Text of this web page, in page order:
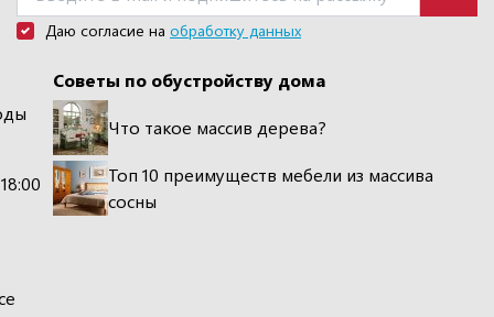
Даю согласие наобработку данных
Советы по обустройству дома
Что такое массив дерева?
Топ 10 преимуществ мебели из массива
сосны